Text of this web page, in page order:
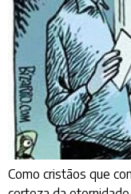
Como cristãos que